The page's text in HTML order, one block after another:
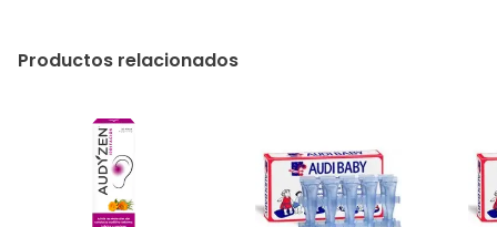
*SUSTANCIA CONTENIDA DE FORMA NATURAL EN EL
ACEITE ESENCIAL.
Productos relacionados